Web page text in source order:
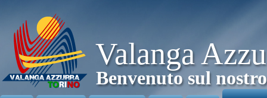
Valanga
Benvenuto sul